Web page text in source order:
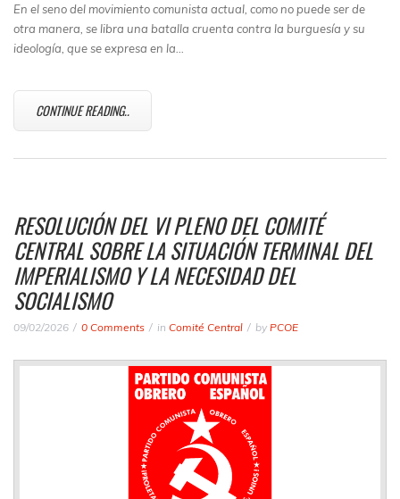
En el seno del movimiento comunista actual, como no puede ser de
otra manera, se libra una batalla cruenta contra la burguesía y su
ideología, que se expresa en la…
CONTINUE READING..
RESOLUCIÓN DEL VI PLENO DEL COMITÉ
CENTRAL SOBRE LA SITUACIÓN TERMINAL DEL
IMPERIALISMO Y LA NECESIDAD DEL
SOCIALISMO
09/02/2026 0 Comments in Comité Central by PCOE